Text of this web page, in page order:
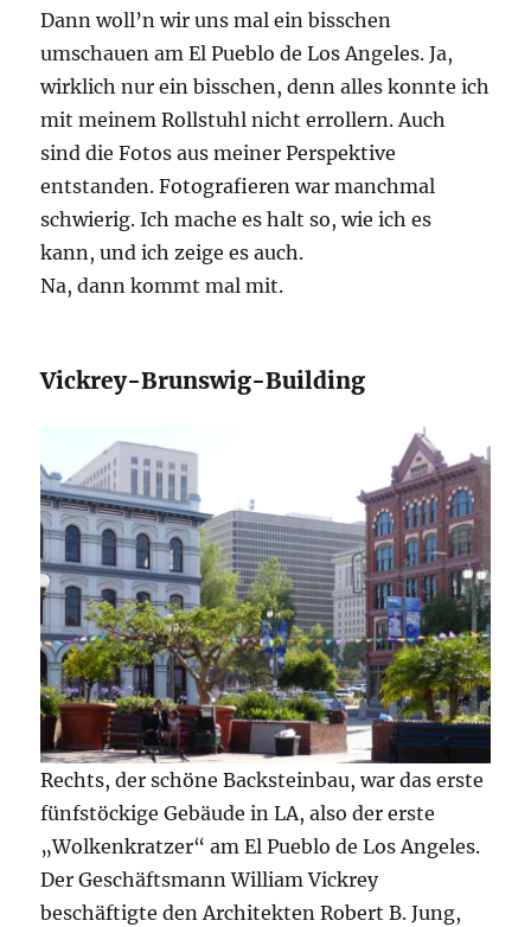
Dann woll’n wir uns mal ein bisschen
umschauen am El Pueblo de Los Angeles. Ja,
wirklich nur ein bisschen, denn alles konnte ich
mit meinem Rollstuhl nicht errollern. Auch
sind die Fotos aus meiner Perspektive
entstanden. Fotografieren war manchmal
schwierig. Ich mache es halt so, wie ich es
kann, und ich zeige es auch.
Na, dann kommt mal mit.
Vickrey-Brunswig-Building
Rechts, der schöne Backsteinbau, war das erste
fünfstöckige Gebäude in LA, also der erste
„Wolkenkratzer“ am El Pueblo de Los Angeles.
Der Geschäftsmann William Vickrey
beschäftigte den Architekten Robert B. Jung,